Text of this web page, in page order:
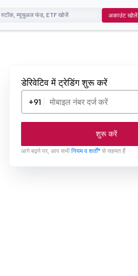
अकाउंट खोलें
डेरिवेटिव में ट्रेडिंग शुरू करें
+91
शुरू करें
आगे बढ़ने पर, आप सभी नियम व शर्तों* से सहमत हैं